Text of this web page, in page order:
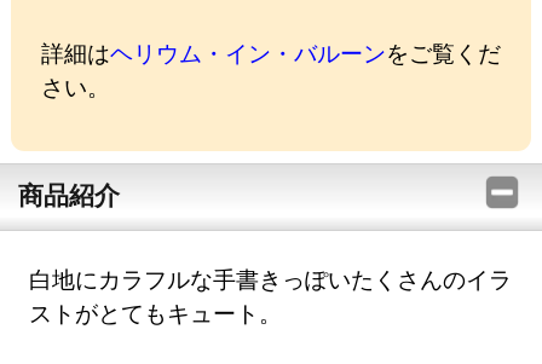
詳細はヘリウム・イン・バルーンをご覧くだ
さい。
商品紹介
白地にカラフルな手書きっぽいたくさんのイラ
ストがとてもキュート。